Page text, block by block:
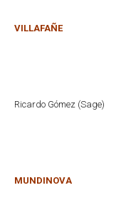
VILLAFAÑE
Ricardo Gómez (Sage)
MUNDINOVA